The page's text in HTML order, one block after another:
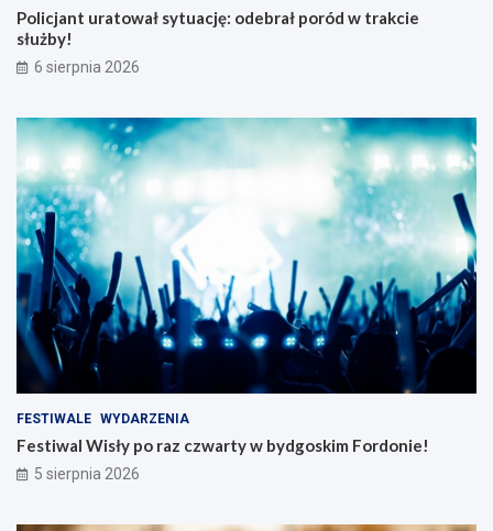
Policjant uratował sytuację: odebrał poród w trakcie
służby!
6 sierpnia 2026
FESTIWALE WYDARZENIA
Festiwal Wisły po raz czwarty w bydgoskim Fordonie!
5 sierpnia 2026